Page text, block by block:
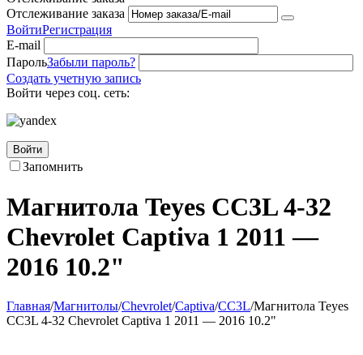
Отслеживание заказа
ВойтиРегистрация
E-mail
ПарольЗабыли пароль?
Создать учетную запись
Войти через соц. сеть:
Войти
Запомнить
Магнитола Teyes CC3L 4-32
Chevrolet Captiva 1 2011 —
2016 10.2"
Главная/Магнитолы/Chevrolet/Captiva/CC3L/Магнитола Teyes
CC3L 4-32 Chevrolet Captiva 1 2011 — 2016 10.2"